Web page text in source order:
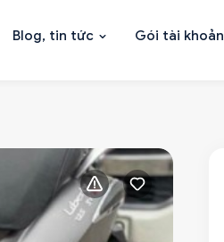
Blog, tin tức Gói tài khoản